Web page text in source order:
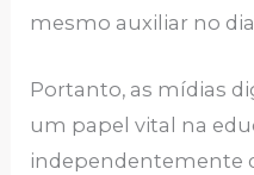
mesmo auxiliar no
Portanto, as mídias
um papel vital na
independentemente